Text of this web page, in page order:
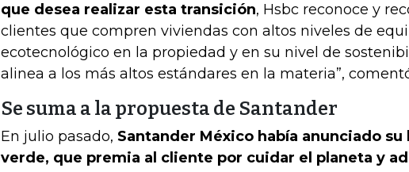
que desea realizar esta transición, Hsbc reconoce y
clientes que compren viviendas con altos niveles de
ecotecnológico en la propiedad y en su nivel de
alinea a los más altos estándares en la materia”,
Se suma a la propuesta de Santander
En julio pasado, Santander México había anunciado su
verde, que premia al cliente por cuidar el planeta y